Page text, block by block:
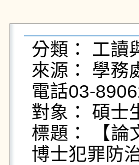
分類： 工讀
來源： 學務
電話03-
對象： 碩士
標題： 【論
博士犯罪防